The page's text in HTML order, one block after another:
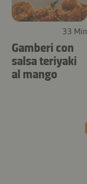
33 Min
Gamberi con
salsa teriyaki
al mango